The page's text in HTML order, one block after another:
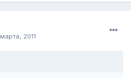
2011